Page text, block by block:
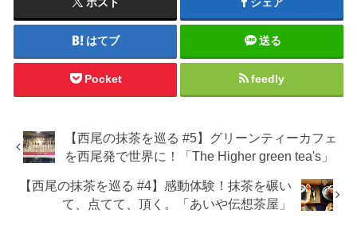
はてブ 送る
Pocket feedly
【西尾の抹茶を巡る #5】グリーンティーカフェ
を西尾発で世界に！「The Higher green tea's」
【西尾の抹茶を巡る #4】感動体験！抹茶を碾い
て、点てて、頂く。「あいや伝想茶屋」